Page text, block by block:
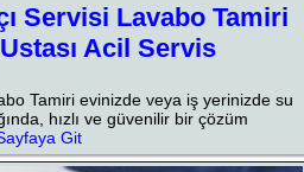
Servisi Lavabo Tamiri
Acil Servis
Tamiri evinizde veya iş yerinizde su
hızlı ve güvenilir bir çözüm
Git